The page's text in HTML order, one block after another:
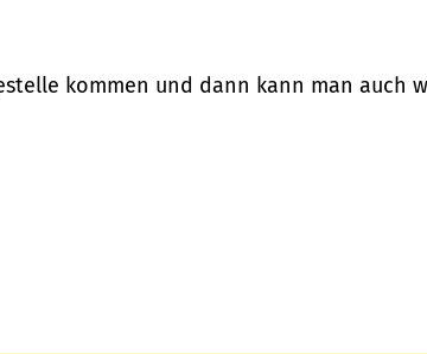
kommen und dann kann man